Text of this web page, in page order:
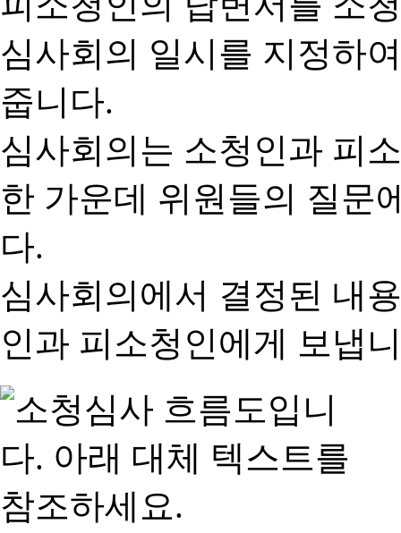
심사회의 일시를 지정하
줍니다.
심사회의는 소청인과 피
한 가운데 위원들의 질문
다.
심사회의에서 결정된 내
인과 피소청인에게 보냅